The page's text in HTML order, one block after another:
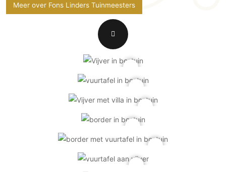
Schilderwerk buiten
Meer over Fons Linders Tuinmeesters